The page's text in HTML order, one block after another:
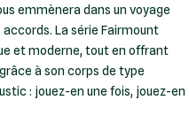
emmènera dans un voyage
La série Fairmount
et moderne, tout en offrant
à son corps de type
: jouez-en une fois, jouez-en